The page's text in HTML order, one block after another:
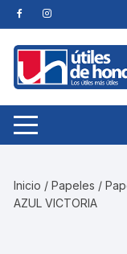
Skip
to
content
Inicio /Papeles /
AZUL VICTORIA